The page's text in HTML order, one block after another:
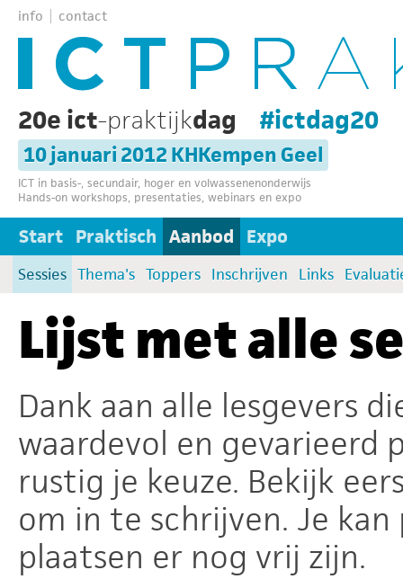
info contact
20e ict-praktijkdag #ictdag20
10 januari 2012 KHKempen Geel
ICT in basis-, secundair, hoger en volwassenenonderwijs
Hands-on workshops, presentaties, webinars en expo
Start Praktisch Aanbod Expo
Sessies Thema's Toppers Inschrijven Links
Lijst met alle
Dank aan alle lesgevers
waardevol en gevarieerd
rustig je keuze. Bekijk
om in te schrijven. Je
plaatsen er nog vrij zijn.